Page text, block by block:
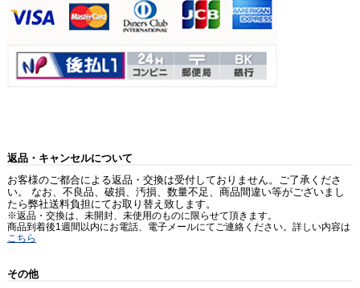
返品・キャンセルについて
お客様のご都合による返品・交換は受付しておりません。ご了承くださ
い。 なお、不良品、破損、汚損、数量不足、商品間違い等がございまし
たら弊社送料負担にてお取り替え致します。
※返品・交換は、未開封、未使用のものに限らせて頂きます。
商品到着後1週間以内にお電話、電子メールにてご連絡ください。詳しい内容は
こちら
その他